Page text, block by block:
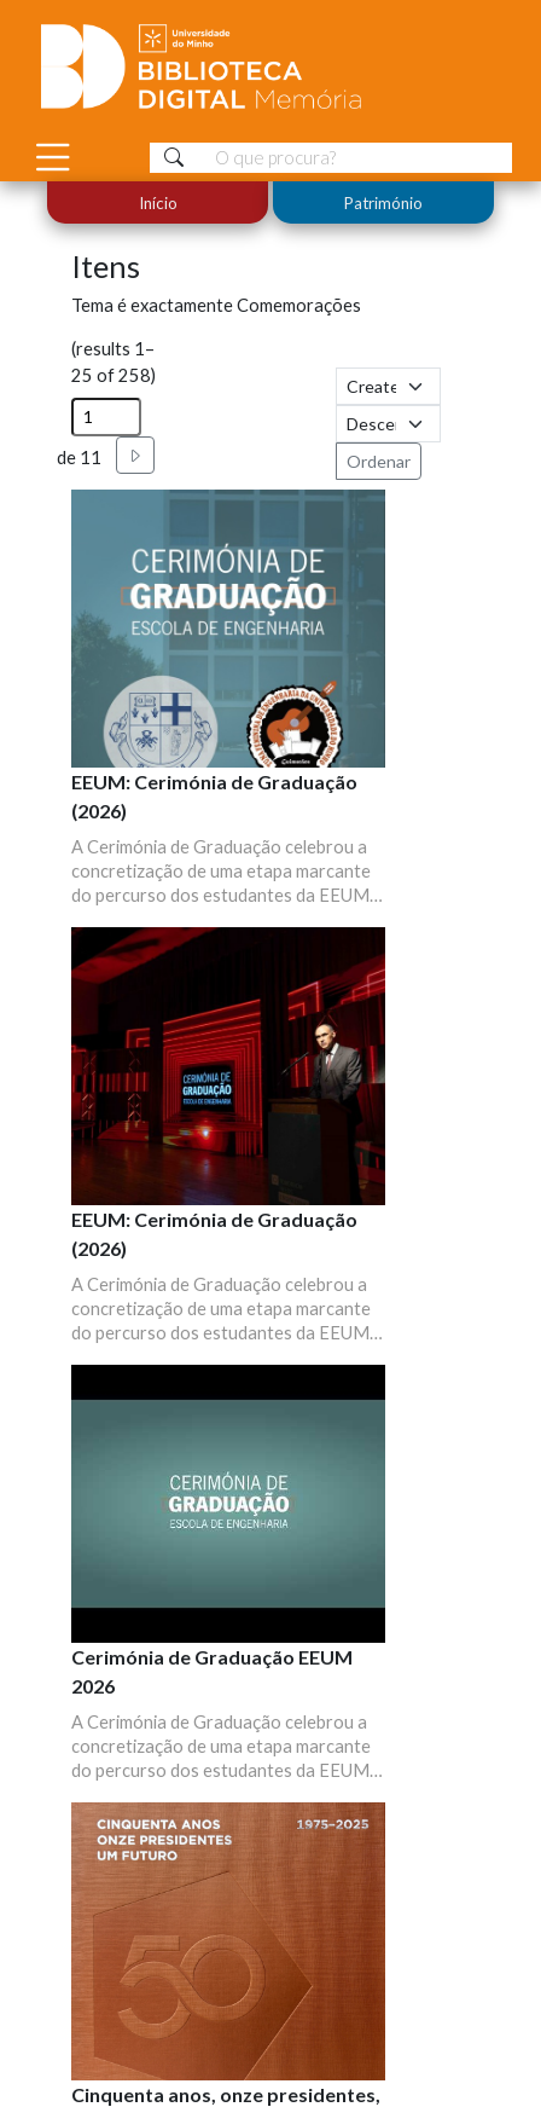
Início Património
Itens
Tema é exactamenteComemorações
(results 1–
25 of 258)
de 11 Ordenar
EEUM: Cerimónia de Graduação
(2026)
A Cerimónia de Graduação celebrou a
concretização de uma etapa marcante
do percurso dos estudantes da EEUM,
os estudantes graduados, as suas
famílias, professores e diretores de
curso para celebrar este sucesso que é
EEUM: Cerimónia de Graduação
(2026)
A Cerimónia de Graduação celebrou a
concretização de uma etapa marcante
do percurso dos estudantes da EEUM,
famílias, professores e diretores de
Cerimónia de Graduação EEUM
2026
A Cerimónia de Graduação celebrou a
concretização de uma etapa marcante
do percurso dos estudantes da EEUM,
os estudantes graduados, as suas
famílias, professores e diretores de
curso para celebrar este sucesso que é
de todos.
Cinquenta anos, onze presidentes,